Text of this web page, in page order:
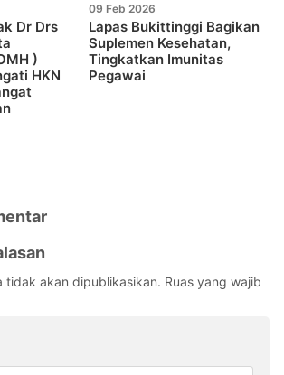
Dr Drs
)
HKN
09 Feb 2026
Lapas Bukittinggi Bagikan
Suplemen Kesehatan,
Tingkatkan Imunitas
Pegawai
tidak akan dipublikasikan. Ruas yang wajib